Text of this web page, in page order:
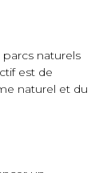
parcs naturels
est de
naturel et du